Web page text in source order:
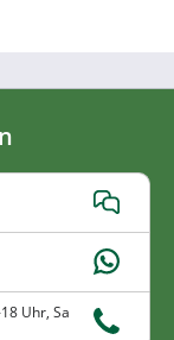
Uhr, Sa